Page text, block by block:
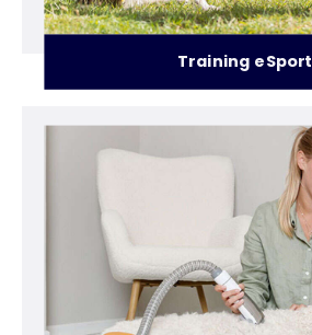
Training e Sport